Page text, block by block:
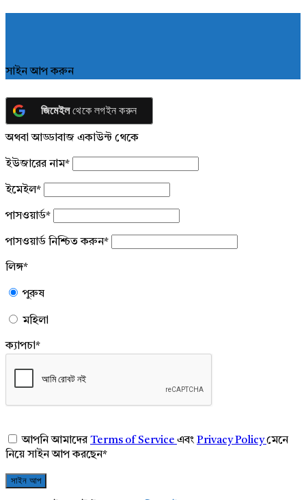
সাইন আপ করুন
জিমেইলথেকে লগইন করুন
অথবা আড্ডাবাজ একাউন্ট থেকে
ইউজারের নাম*
ইমেইল*
পাসওয়ার্ড*
পাসওয়ার্ড নিশ্চিত করুন*
লিঙ্গ*
পুরুষ
মহিলা
ক্যাপচা*
আপনি আমাদেরTerms of Service এবং Privacy Policyমেনে
নিয়ে সাইন আপ করছেন*